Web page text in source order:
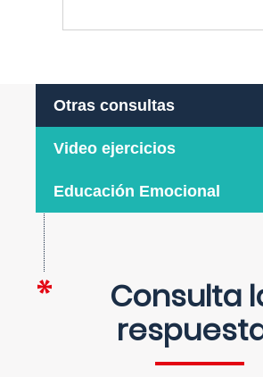
Otras consultas
Video ejercicios
Educación Emocional
Consulta